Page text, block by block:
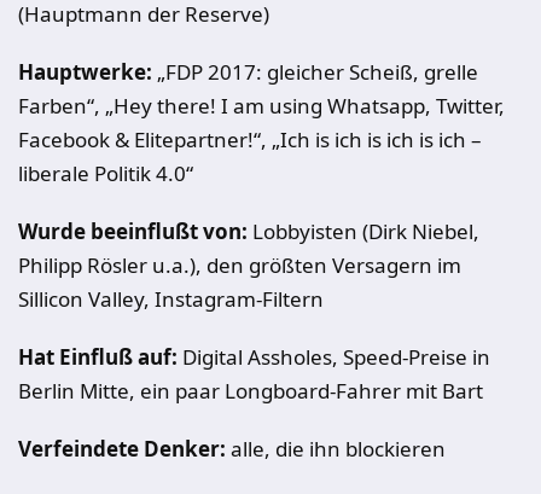
(Hauptmann der Reserve)
Hauptwerke: „FDP 2017: gleicher Scheiß, grelle
Farben“, „Hey there! I am using Whatsapp, Twitter,
Facebook & Elitepartner!“, „Ich is ich is ich is ich –
liberale Politik 4.0“
Wurde beeinflußt von: Lobbyisten (Dirk Niebel,
Philipp Rösler u.a.), den größten Versagern im
Sillicon Valley, Instagram-Filtern
Hat Einfluß auf: Digital Assholes, Speed-Preise in
Berlin Mitte, ein paar Longboard-Fahrer mit Bart
Verfeindete Denker: alle, die ihn blockieren